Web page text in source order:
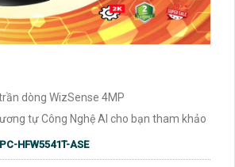
dòng WizSense 4MP
tự Công Nghệ AI cho bạn tham khảo
HFW5541T-ASE